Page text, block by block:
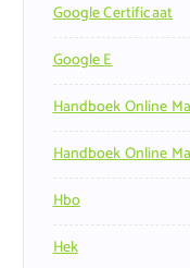
Google Certificaat
Google E
Handboek Online
Handboek Online
Hbo
Hek